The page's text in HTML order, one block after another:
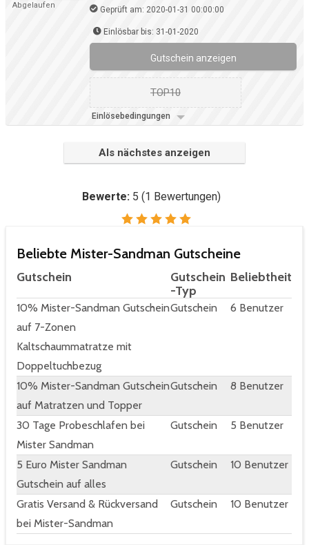
Abgelaufen
Geprüft am: 2020-01-31 00:00:00
Einlösbar bis: 31-01-2020
Gutschein anzeigen
TOP10
Einlösebedingungen
Als nächstes anzeigen
Bewerte: 5 (1 Bewertungen)
Beliebte Mister-Sandman Gutscheine
Gutschein
Gutschein
-Typ
Beliebtheit
10% Mister-Sandman Gutschein
auf 7-Zonen
Kaltschaummatratze mit
Doppeltuchbezug
Gutschein 6 Benutzer
10% Mister-Sandman Gutschein
auf Matratzen und Topper
Gutschein 8 Benutzer
30 Tage Probeschlafen bei
Mister Sandman
Gutschein 5 Benutzer
5 Euro Mister Sandman
Gutschein auf alles
Gutschein 10 Benutzer
Gratis Versand & Rückversand
bei Mister-Sandman
Gutschein 10 Benutzer